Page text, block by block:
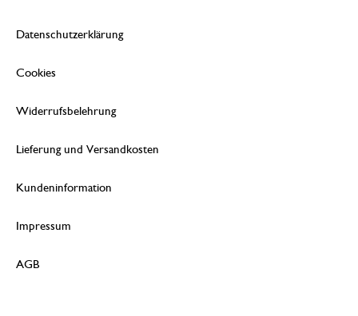
Datenschutzerklärung
Cookies
Widerrufsbelehrung
Lieferung und Versandkosten
Kundeninformation
Impressum
AGB